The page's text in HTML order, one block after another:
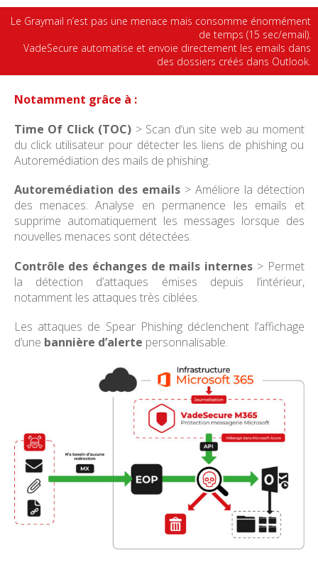
Le Graymail n’est pas une menace mais consomme énormément
de temps (15 sec/email).
VadeSecure automatise et envoie directement les emails dans
des dossiers créés dans Outlook.
Notamment grâce à :
Time Of Click (TOC) > Scan d’un site web au moment
du click utilisateur pour détecter les liens de phishing ou
Autoremédiation des mails de phishing.
Autoremédiation des emails> Améliore la détection
des menaces. Analyse en permanence les emails et
supprime automatiquement les messages lorsque des
nouvelles menaces sont détectées.
Contrôle des échanges de mails internes > Permet
la détection d’attaques émises depuis l’intérieur,
notamment les attaques très ciblées.
Les attaques de Spear Phishing déclenchent l’affichage
d’une bannière d’alerte personnalisable.